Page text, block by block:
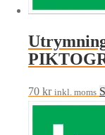
70 kr inkl. moms